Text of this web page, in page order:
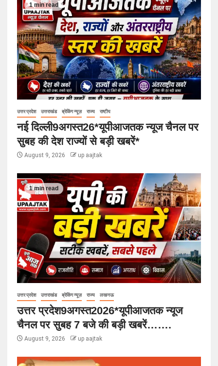
1 min read
उत्तर प्रदेश उत्तराखंड ब्रेकिंग न्यूज़ राज्य राष्टीय
नई दिल्ली9अगस्त26*यूपीआजतक न्यूज चैनल पर
सुबह की देश राज्यों से बड़ी खबरें*
August 9, 2026 up aajtak
1 min read
उत्तर प्रदेश उत्तराखंड ब्रेकिंग न्यूज़ राज्य लखनऊ
उत्तर प्रदेश9अगस्त2026*यूपीआजतक न्यूज
चैनल पर सुबह 7 बजे की बड़ी खबरें…….
August 9, 2026 up aajtak